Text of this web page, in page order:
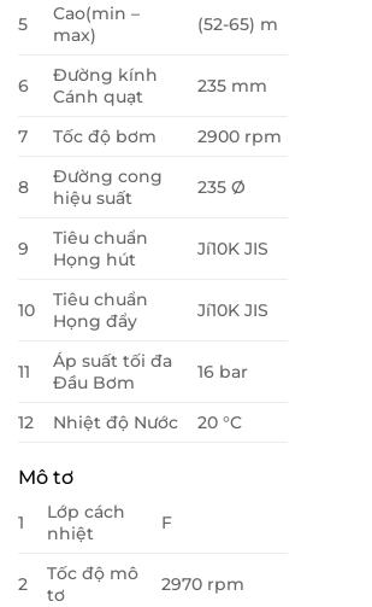
5
Cao(min –
max)
(52-65) m
6
Đường kính
Cánh quạt
235 mm
7 Tốc độ bơm 2900 rpm
8
Đường cong
hiệu suất
235 Ø
9
Tiêu chuẩn
Họng hút
Jí10K JIS
10
Tiêu chuẩn
Họng đẩy
Jí10K JIS
11
Áp suất tối đa
Đầu Bơm
16 bar
12 Nhiệt độ Nước 20 °C
Mô tơ
1
Lớp cách
nhiệt
F
2
Tốc độ mô
tơ
2970 rpm